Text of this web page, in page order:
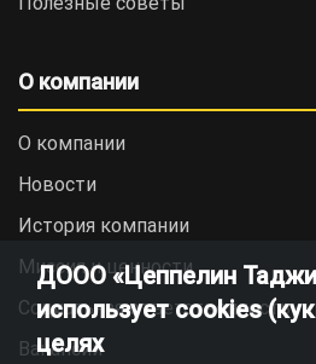
О компании
О компании
Новости
История компании
Миссия и ценности
Социальная ответственность
Вакансии
ДООО «Цеппелин
использует cookies
целях